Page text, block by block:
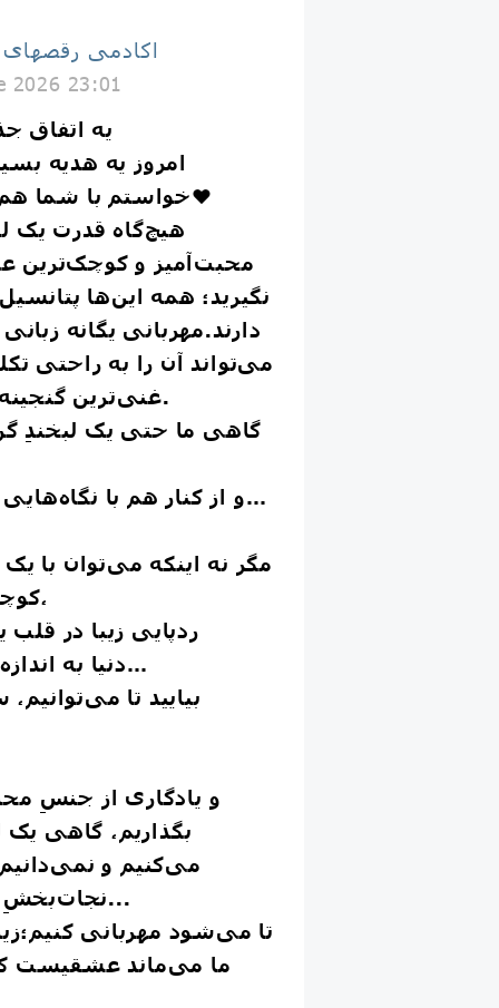
اكادمى
2026 23:01
یه اتفاق
امروز یه هدیه
خواستم با شما هم به اشتراک بگذارم❤️
هیچ‌گاه قدرت یک
محبت‌آمیز و کوچک‌ترین
نگیرید؛ همه این‌ها
دارند.مهربانی یگانه
می‌تواند آن را به راحتی
غنی‌ترین گنجینه‌ی روی زمین است.
گاهی ما حتی یک لبخندِ
و از کنار هم با نگاه‌هایی سرد عبور می‌کنیم…
مگر نه اینکه می‌توان با
کوچک یا یک نگاه پرمهر،
ردپایی زیبا در
دنیا به اندازه کافی سختی دارد…
بیایید تا
و یادگاری از جنسِ
بگذاریم، گاهی یک
می‌کنیم و
نجات‌بخشِ دلِ خسته‌ای باشد...
تا می‌شود مهربانی
ما می‌ماند عشقیست